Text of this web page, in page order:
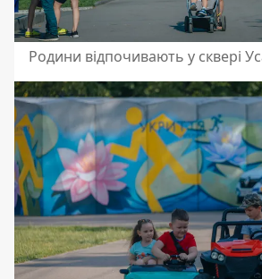
Родини відпочивають у сквері